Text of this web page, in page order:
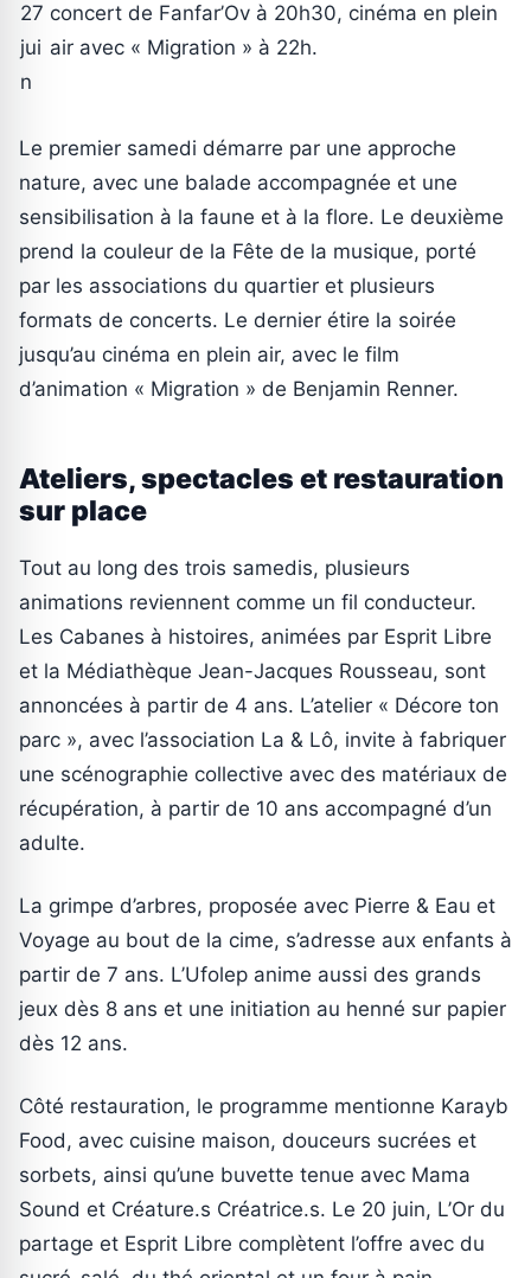
27
jui
n
concert de Fanfar’Ov à 20h30, cinéma en plein
air avec « Migration » à 22h.
Le premier samedi démarre par une approche
nature, avec une balade accompagnée et une
sensibilisation à la faune et à la flore. Le deuxième
prend la couleur de la Fête de la musique, porté
par les associations du quartier et plusieurs
formats de concerts. Le dernier étire la soirée
jusqu’au cinéma en plein air, avec le film
d’animation « Migration » de Benjamin Renner.
Ateliers, spectacles et restauration
sur place
Tout au long des trois samedis, plusieurs
animations reviennent comme un fil conducteur.
Les Cabanes à histoires, animées par Esprit Libre
et la Médiathèque Jean-Jacques Rousseau, sont
annoncées à partir de 4 ans. L’atelier « Décore ton
parc », avec l’association La & Lô, invite à fabriquer
une scénographie collective avec des matériaux de
récupération, à partir de 10 ans accompagné d’un
adulte.
La grimpe d’arbres, proposée avec Pierre & Eau et
Voyage au bout de la cime, s’adresse aux enfants à
partir de 7 ans. L’Ufolep anime aussi des grands
jeux dès 8 ans et une initiation au henné sur papier
dès 12 ans.
Côté restauration, le programme mentionne Karayb
Food, avec cuisine maison, douceurs sucrées et
sorbets, ainsi qu’une buvette tenue avec Mama
Sound et Créature.s Créatrice.s. Le 20 juin, L’Or du
partage et Esprit Libre complètent l’offre avec du